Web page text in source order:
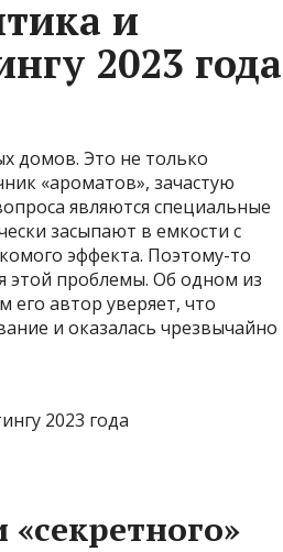
и
2023 года
домов. Это не только
«ароматов», зачастую
являются специальные
засыпают в емкости с
эффекта. Поэтому-то
этой проблемы. Об одном из
автор уверяет, что
и оказалась чрезвычайно